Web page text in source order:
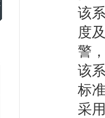
该
度
警
该
标
采